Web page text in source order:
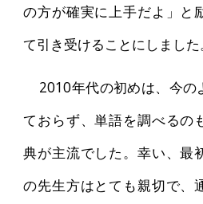
の方が確実に上手だよ」と
て引き受けることにしました
2010年代の初めは、今の
ておらず、単語を調べるの
典が主流でした。幸い、最
の先生方はとても親切で、